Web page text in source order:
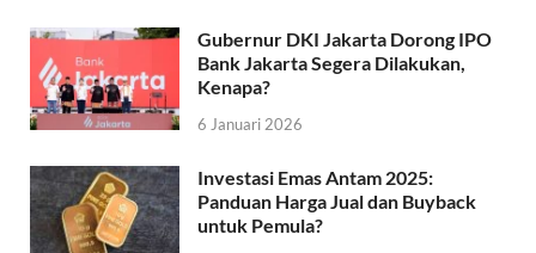
Gubernur DKI Jakarta Dorong IPO
Bank Jakarta Segera Dilakukan,
Kenapa?
6 Januari 2026
Investasi Emas Antam 2025:
Panduan Harga Jual dan Buyback
untuk Pemula?